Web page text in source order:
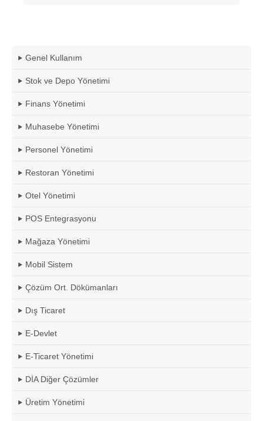
Genel Kullanım
Stok ve Depo Yönetimi
Finans Yönetimi
Muhasebe Yönetimi
Personel Yönetimi
Restoran Yönetimi
Otel Yönetimi
POS Entegrasyonu
Mağaza Yönetimi
Mobil Sistem
Çözüm Ort. Dökümanları
Dış Ticaret
E-Devlet
E-Ticaret Yönetimi
DİA Diğer Çözümler
Üretim Yönetimi